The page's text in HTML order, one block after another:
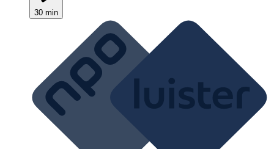
30 min